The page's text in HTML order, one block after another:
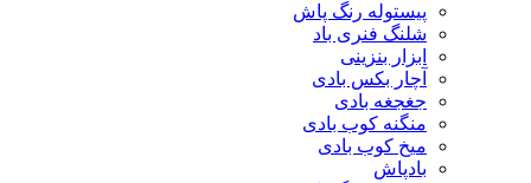
پیستوله رنگ پاش
شلنگ فنری باد
ابزار بنزینی
آچار بکس بادی
جغجغه بادی
منگنه کوب بادی
میخ کوب بادی
بادپاش